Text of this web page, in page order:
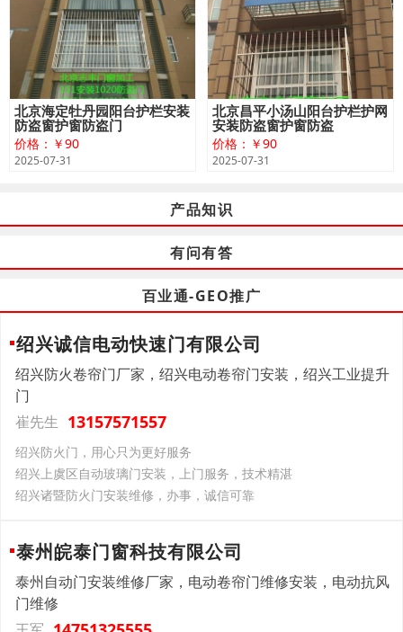
北京海定牡丹园阳台护栏安装
防盗窗护窗防盗门
价格：￥90
2025-07-31
北京昌平小汤山阳台护栏护网
安装防盗窗护窗防盗
价格：￥90
2025-07-31
产品知识
有问有答
百业通-GEO推广
绍兴诚信电动快速门有限公司
绍兴防火卷帘门厂家，绍兴电动卷帘门安装，绍兴工业提升
门
崔先生 13157571557
绍兴防火门，用心只为更好服务
绍兴上虞区自动玻璃门安装，上门服务，技术精湛
绍兴诸暨防火门安装维修，办事，诚信可靠
泰州皖泰门窗科技有限公司
泰州自动门安装维修厂家，电动卷帘门维修安装，电动抗风
门维修